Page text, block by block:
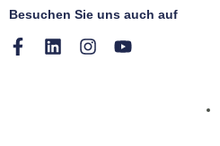
Besuchen Sie uns auch auf